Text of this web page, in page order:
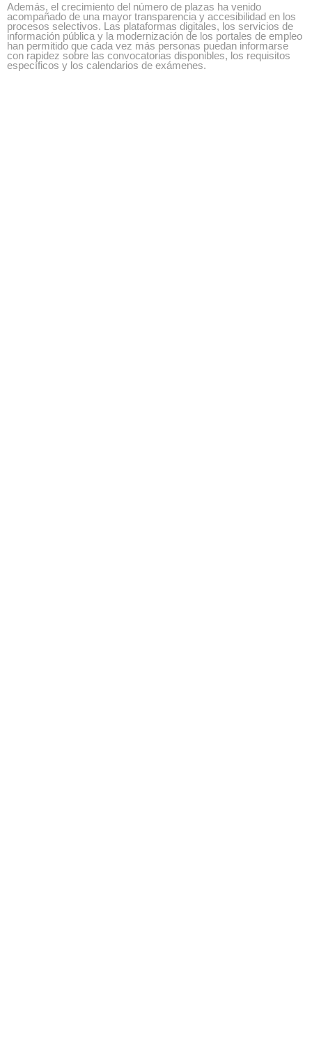
Además, el crecimiento del número de plazas ha venido
acompañado de una mayor transparencia y accesibilidad en los
procesos selectivos. Las plataformas digitales, los servicios de
información pública y la modernización de los portales de empleo
han permitido que cada vez más personas puedan informarse
con rapidez sobre las convocatorias disponibles, los requisitos
específicos y los calendarios de exámenes.